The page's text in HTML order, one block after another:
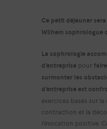
Ce petit déjeuner
Wilhem sophrologue
La sophrologie
d’entreprise pour
surmonter les
d’entreprise est
exercices basés sur
contraction et la
l’évocation positive.